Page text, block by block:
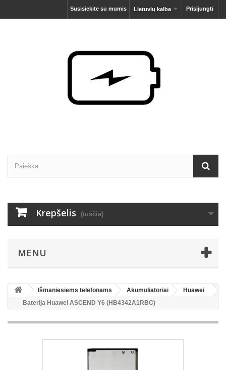
Prisijungti
Lietuvių kalba
Susisiekite su mumis
Krepšelis (tuščia)
MENU
Išmaniesiems telefonams Akumuliatoriai
Huawei
Baterija Huawei ASCEND Y6 (HB4342A1RBC)